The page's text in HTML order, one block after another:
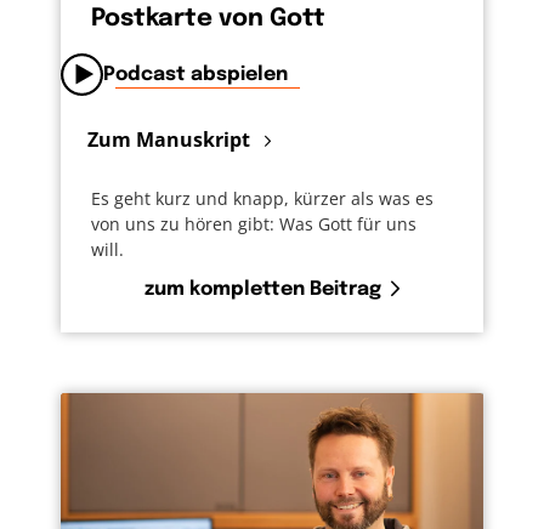
Postkarte von Gott
Podcast abspielen
Zum Manuskript
Es geht kurz und knapp, kürzer als was es
von uns zu hören gibt: Was Gott für uns
will.
zum kompletten Beitrag